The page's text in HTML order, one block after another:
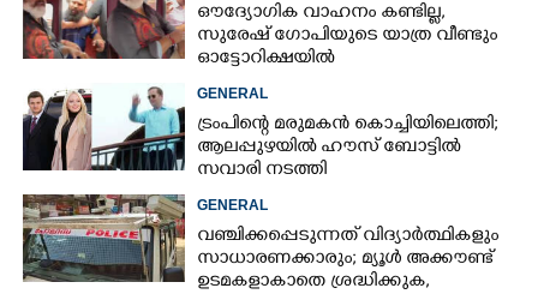
ഔദ്യോഗിക വാഹനം കണ്ടില്ല,
സുരേഷ് ഗോപിയുടെ യാത്ര വീണ്ടും
ഓട്ടോറിക്ഷയിൽ
GENERAL
ട്രംപിന്റെ മരുമകൻ കൊച്ചിയിലെത്തി;
ആലപ്പുഴയിൽ ഹൗസ് ബോട്ടിൽ
സവാരി നടത്തി
GENERAL
വഞ്ചിക്കപ്പെടുന്നത് വിദ്യാർത്ഥികളും
സാധാരണക്കാരും; മ്യൂൾ അക്കൗണ്ട്
ഉടമകളാകാതെ ശ്രദ്ധിക്കുക,